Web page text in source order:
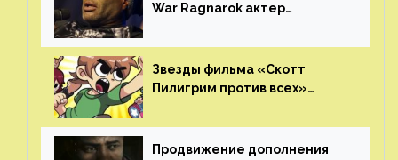
War Ragnarok актер
игроков прекратить
консольные войны
Звезды фильма «Скотт
Пилигрим против всех»
аниме от Netflix
Продвижение дополнения